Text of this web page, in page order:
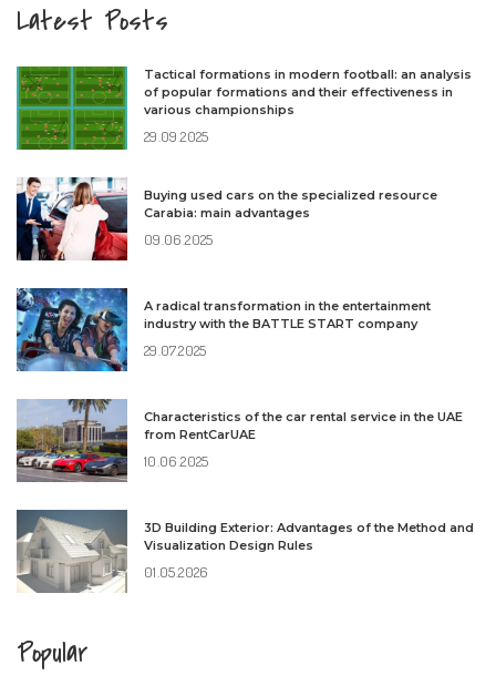
Latest Posts
Tactical formations in modern football: an analysis
of popular formations and their effectiveness in
various championships
29.09.2025
Buying used cars on the specialized resource
Carabia: main advantages
09.06.2025
A radical transformation in the entertainment
industry with the BATTLE START company
29.07.2025
Characteristics of the car rental service in the UAE
from RentCarUAE
10.06.2025
3D Building Exterior: Advantages of the Method and
Visualization Design Rules
01.05.2026
Popular